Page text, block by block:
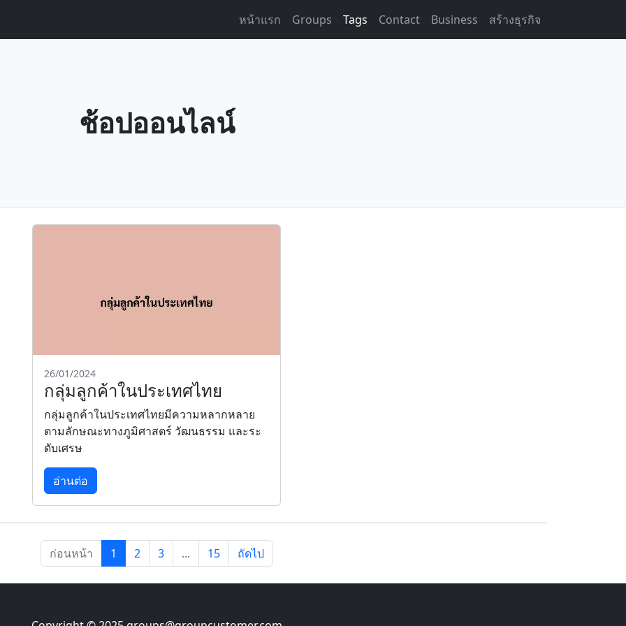
หน้าแรก Groups Tags Contact Business สร้างธุรกิจ
ช้อปออนไลน์
26/01/2024
กลุ่มลูกค้าในประเทศไทย
กลุ่มลูกค้าในประเทศไทยมีความหลากหลาย
ตามลักษณะทางภูมิศาสตร์ วัฒนธรรม และระ
ดับเศรษ
อ่านต่อ
ก่อนหน้า 1 2 3 ... 15 ถัดไป